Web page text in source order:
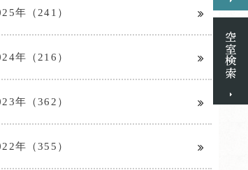
年（241）
年（216）
年（362）
年（355）